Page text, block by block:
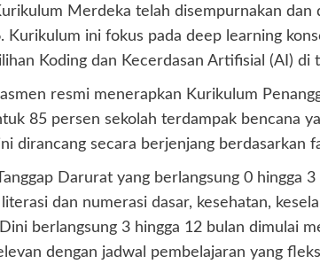
Merdeka telah disempurnakan dan
Kurikulum ini fokus pada deep learning
Koding dan Kecerdasan Artifisial (AI) di
resmi menerapkan Kurikulum
85 persen sekolah terdampak bencana
dirancang secara berjenjang berdasarkan
Darurat yang berlangsung 0 hingga
dan numerasi dasar, kesehatan,
berlangsung 3 hingga 12 bulan dimulai
dengan jadwal pembelajaran yang